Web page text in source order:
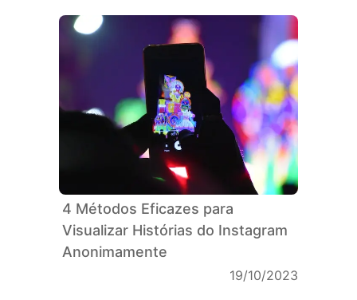
4 Métodos Eficazes para
Visualizar Histórias do Instagram
Anonimamente
19/10/2023